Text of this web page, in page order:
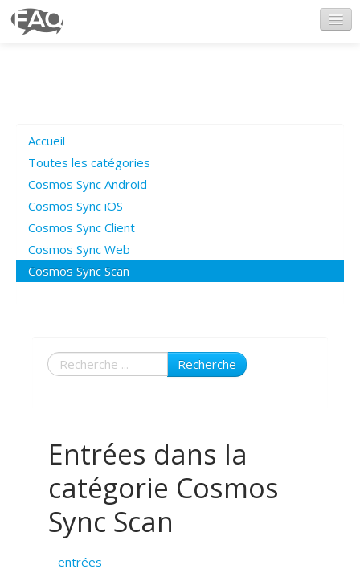
Poser une question
Questions ouvertes
Connexion
Accueil
Toutes les catégories
Cosmos Sync Android
Cosmos Sync iOS
Cosmos Sync Client
Cosmos Sync Web
Cosmos Sync Scan
Recherche
Entrées dans la
catégorie Cosmos
Sync Scan
entrées